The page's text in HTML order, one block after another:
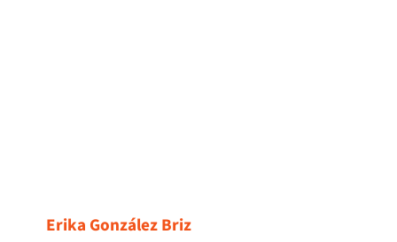
Erika González Briz